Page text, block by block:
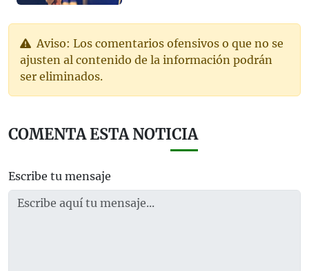
Aviso: Los comentarios ofensivos o que no se
ajusten al contenido de la información podrán
ser eliminados.
COMENTA ESTA NOTICIA
Escribe tu mensaje